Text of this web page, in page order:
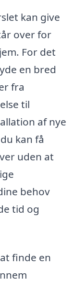
kan give
over for
For det
en bred
fra
til
af nye
kan få
uden at
behov
tid og
finde en